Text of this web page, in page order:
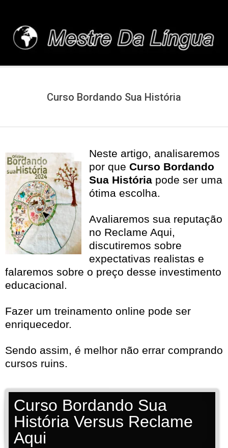
content
Curso Bordando Sua História
Neste artigo, analisaremos
por que Curso Bordando
Sua História pode ser uma
ótima escolha.
Avaliaremos sua reputação
no Reclame Aqui,
discutiremos sobre
expectativas realistas e
falaremos sobre o preço desse investimento
educacional.
Fazer um treinamento online pode ser
enriquecedor.
Sendo assim, é melhor não errar comprando
cursos ruins.
Curso Bordando Sua
História Versus Reclame
Aqui